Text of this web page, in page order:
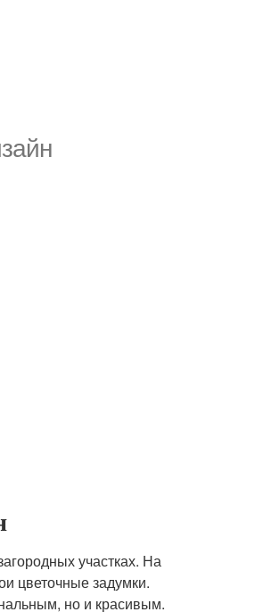
участках. На
цветочные задумки.
но и красивым.